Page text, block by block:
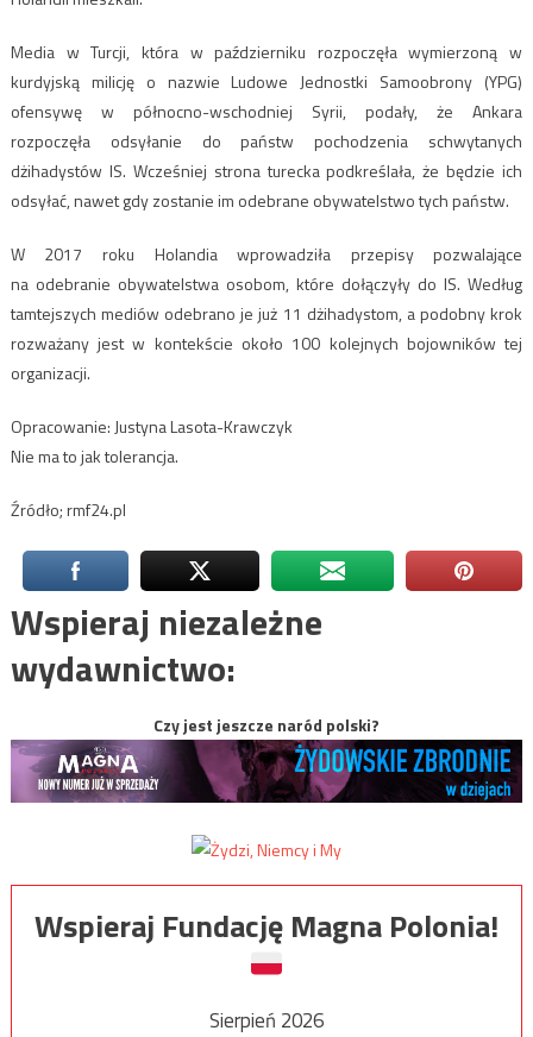
Media w Turcji, która w październiku rozpoczęła wymierzoną w
kurdyjską milicję o nazwie Ludowe Jednostki Samoobrony (YPG)
ofensywę w północno-wschodniej Syrii, podały, że Ankara
rozpoczęła odsyłanie do państw pochodzenia schwytanych
dżihadystów IS. Wcześniej strona turecka podkreślała, że będzie ich
odsyłać, nawet gdy zostanie im odebrane obywatelstwo tych państw.
W 2017 roku Holandia wprowadziła przepisy pozwalające
na odebranie obywatelstwa osobom, które dołączyły do IS. Według
tamtejszych mediów odebrano je już 11 dżihadystom, a podobny krok
rozważany jest w kontekście około 100 kolejnych bojowników tej
organizacji.
Opracowanie: Justyna Lasota-Krawczyk
Nie ma to jak tolerancja.
Źródło; rmf24.pl
Wspieraj niezależne
wydawnictwo:
Czy jest jeszcze naród polski?
Wspieraj Fundację Magna Polonia!
Sierpień 2026